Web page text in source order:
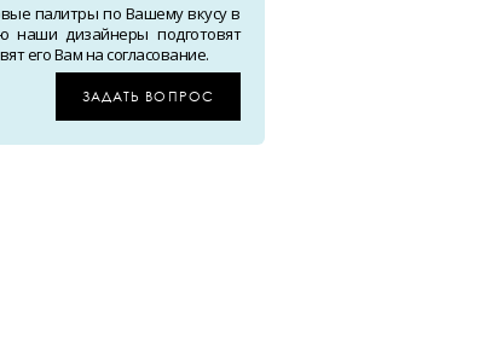
палитры по Вашему вкусу в
наши дизайнеры подготовят
его Вам на согласование.
ЗАДАТЬ ВОПРОС